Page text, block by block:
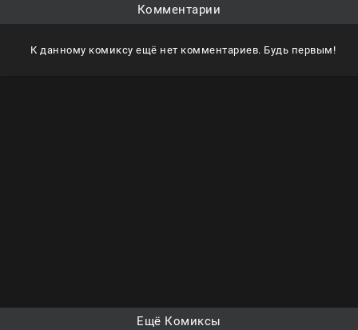
Комментарии
К данному комиксу ещё нет комментариев. Будь первым!
Ещё Комиксы